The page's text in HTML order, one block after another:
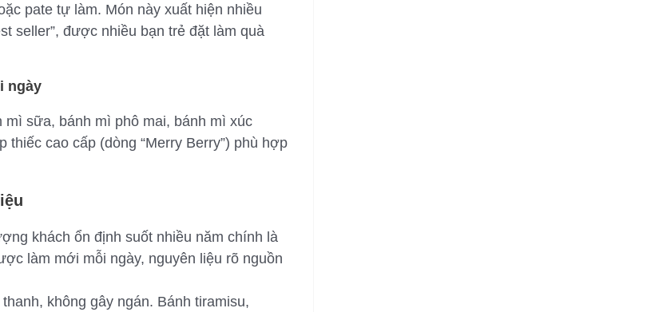
pate tự làm. Món này xuất hiện nhiều
seller”, được nhiều bạn trẻ đặt làm quà
ngày
mì sữa, bánh mì phô mai, bánh mì xúc
cao cấp (dòng “Merry Berry”) phù hợp
khách ổn định suốt nhiều năm chính là
làm mới mỗi ngày, nguyên liệu rõ nguồn
không gây ngán. Bánh tiramisu,